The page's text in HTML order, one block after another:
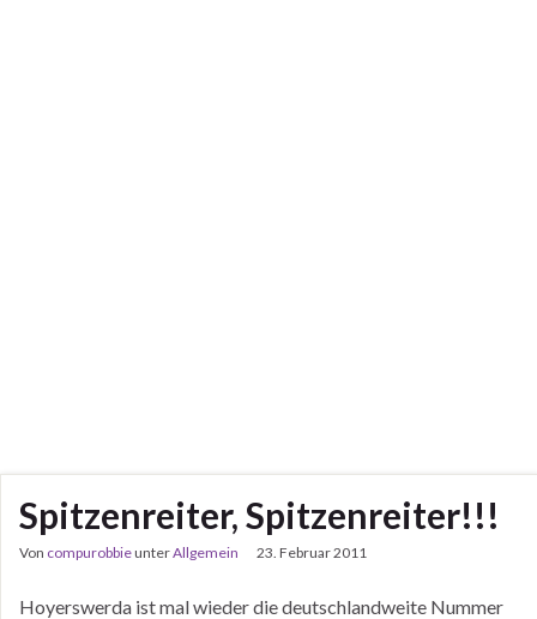
Spitzenreiter, Spitzenreiter!!!
Von compurobbieunterAllgemein 23. Februar 2011
Hoyerswerda ist mal wieder die deutschlandweite Nummer